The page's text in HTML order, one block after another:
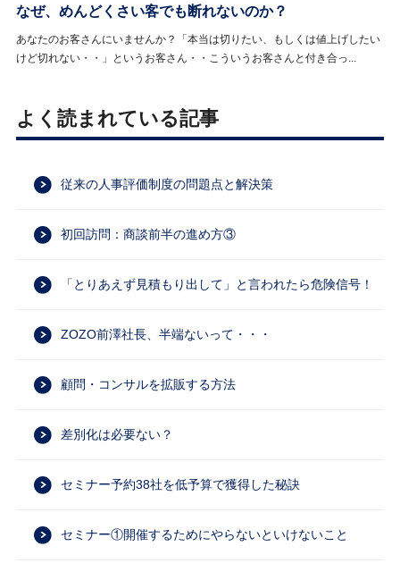
なぜ、めんどくさい客でも断れないのか？
あなたのお客さんにいませんか？「本当は切りたい、もしくは値上げしたい
けど切れない・・」というお客さん・・こういうお客さんと付き合っ...
よく読まれている記事
従来の人事評価制度の問題点と解決策
初回訪問：商談前半の進め方③
「とりあえず見積もり出して」と言われたら危険信号！
ZOZO前澤社長、半端ないって・・・
顧問・コンサルを拡販する方法
差別化は必要ない？
セミナー予約38社を低予算で獲得した秘訣
セミナー①開催するためにやらないといけないこと